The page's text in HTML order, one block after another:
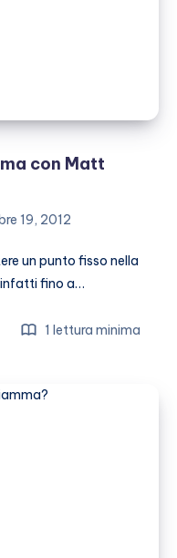
con Matt
19, 2012
un punto fisso nella
infatti fino a…
1 lettura minima